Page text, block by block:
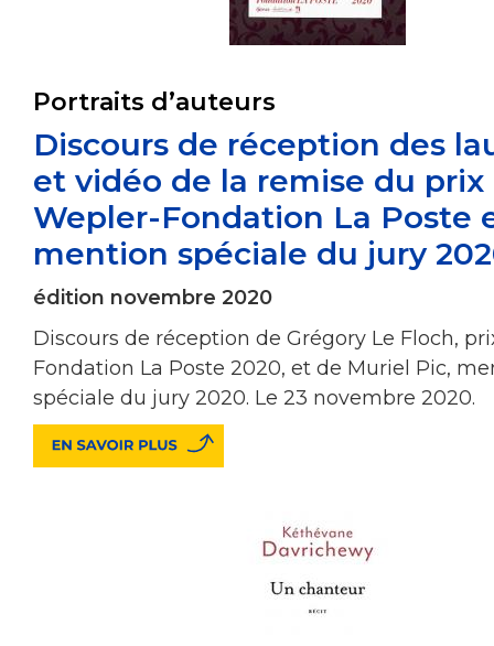
Portraits d’auteurs
Discours de réception des
et vidéo de la remise du prix
Wepler-Fondation La Poste
mention spéciale du jury
édition novembre 2020
Discours de réception de Grégory Le Floch,
Fondation La Poste 2020, et de Muriel Pic,
spéciale du jury 2020. Le 23 novembre 2020.